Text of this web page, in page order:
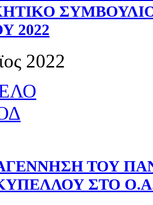
2022
2022
ΤΟΥ
ΣΤΟ